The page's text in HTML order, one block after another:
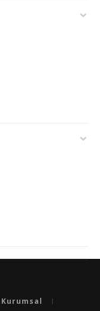
Kurumsal